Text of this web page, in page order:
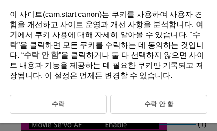
D388-128
Tab Menus: AF (Movie Recording)
이 사이트(cam.start.canon)는 쿠키를 사용하여 사용자 경
험을 개선하고 사이트 운영과 개선 사항을 분석합니다. 여
기 에서 쿠키 사용에 대해 자세히 알아볼 수 있습니다. “수
락”을 클릭하면 모든 쿠키를 수락하는 데 동의하는 것입니
다. “수락 안 함”을 클릭하거나 둘 다 선택하지 않으면 사이
트 내용과 기능을 제공하는 데 필요한 쿠키만 기록되고 저
장됩니다. 이 설정은 언제든 변경할 수 있습니다.
수락 수락 안 함